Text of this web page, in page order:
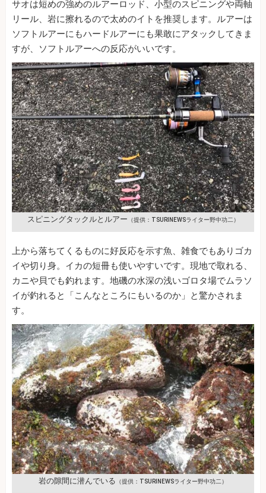
サオは短めの強めのルアーロッド、小型のスピニングや両軸
リール、岩に擦れるので太めのイトを推奨します。ルアーは
ソフトルアーにもハードルアーにも果敢にアタックしてきま
すが、ソフトルアーへの反応がいいです。
スピニングタックルとルアー （提供：TSURINEWSライター野中功二）
上から落ちてくるものに好反応を示す魚、雑食でもありゴカ
イや切り身。イカの短冊も使いやすいです。現地で取れる、
カニや貝でも釣れます。地磯の水深の浅いゴロタ場でムラソ
イが釣れると「こんなところにもいるのか」と驚かされま
す。
岩の隙間に潜んでいる （提供：TSURINEWSライター野中功二）